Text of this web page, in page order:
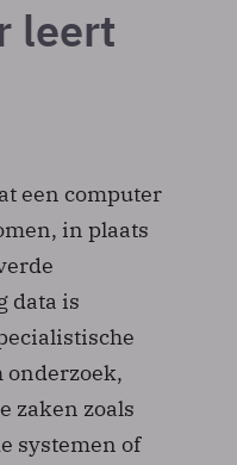
leert
een computer
in plaats
data is
onderzoek,
zaken zoals
systemen of